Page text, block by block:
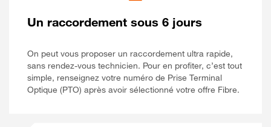
Un raccordement sous 6 jours
On peut vous proposer un raccordement ultra rapide,
sans rendez-vous technicien. Pour en profiter, c’est tout
simple, renseignez votre numéro de Prise Terminal
Optique (PTO) après avoir sélectionné votre offre Fibre.